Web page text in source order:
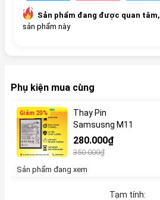
Sản phẩm đang được quan tâm,
sản phẩm này
Phụ kiện mua cùng
Giảm 20%
Thay Pin
Samsusng M11
280.000₫
350.000₫
Sản phẩm đang xem
Tạm tính: